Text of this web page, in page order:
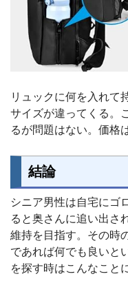
リュックに何を入れて
サイズが違ってくる。
るが問題はない。価格
結論
シニア男性は自宅にゴ
ると奥さんに追い出さ
維持を目指す。その時
であれば何でも良いと
を探す時はこんなこと